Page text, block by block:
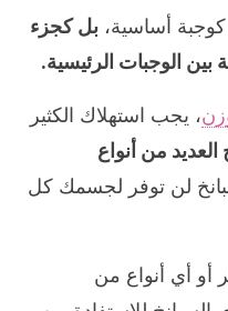
أساسية، بل كجزء
الوجبات الرئيسية.
، يجب استهلاك الكثير
العديد من أنواع
لن توفر لجسمك كل
أو أي أنواع من